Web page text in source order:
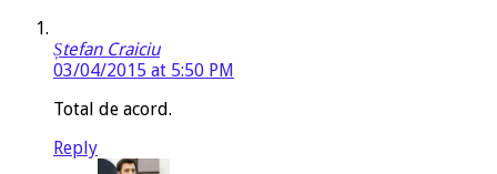
Ștefan Craiciu
03/04/2015 at 5:50 PM
Total de acord.
Reply